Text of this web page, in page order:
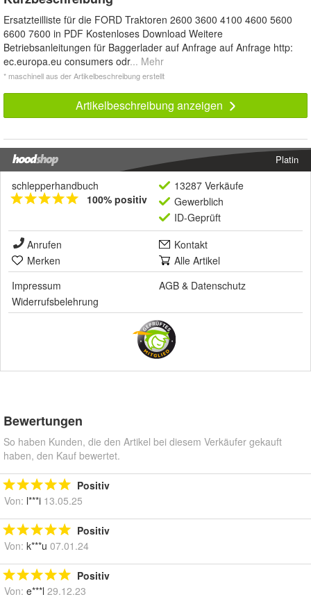
Ersatzteilliste für die FORD Traktoren 2600 3600 4100 4600 5600
6600 7600 in PDF Kostenloses Download Weitere
Betriebsanleitungen für Baggerlader auf Anfrage auf Anfrage http:
ec.europa.eu consumers odr... Mehr
* maschinell aus der Artikelbeschreibung erstellt
Artikelbeschreibung anzeigen
Platin
schlepperhandbuch
100% positiv
13287 Verkäufe
Gewerblich
ID-Geprüft
Anrufen
Kontakt
Merken
Alle Artikel
Impressum
AGB & Datenschutz
Widerrufsbelehrung
Bewertungen
So haben Kunden, die den Artikel bei diesem Verkäufer gekauft
haben, den Kauf bewertet.
Positiv
Von: l***i 13.05.25
Positiv
Von: k***u 07.01.24
Positiv
Von: e***l 29.12.23